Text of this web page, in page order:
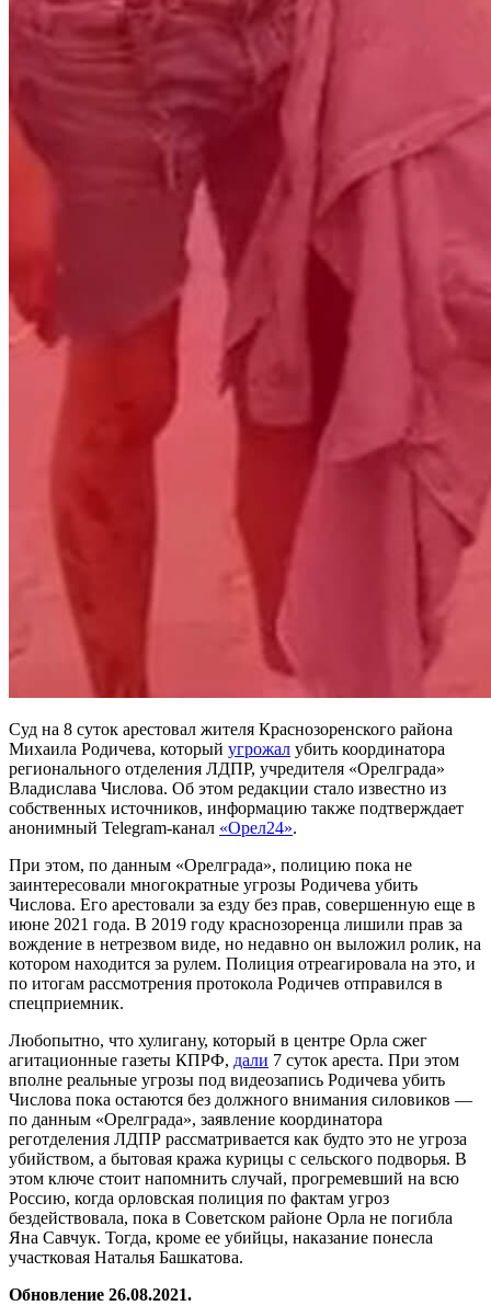
Суд на 8 суток арестовал жителя Краснозоренского района
Михаила Родичева, который угрожал убить координатора
регионального отделения ЛДПР, учредителя «Орелграда»
Владислава Числова. Об этом редакции стало известно из
собственных источников, информацию также подтверждает
анонимный Telegram-канал «Орел24».
При этом, по данным «Орелграда», полицию пока не
заинтересовали многократные угрозы Родичева убить
Числова. Его арестовали за езду без прав, совершенную еще в
июне 2021 года. В 2019 году краснозоренца лишили прав за
вождение в нетрезвом виде, но недавно он выложил ролик, на
котором находится за рулем. Полиция отреагировала на это, и
по итогам рассмотрения протокола Родичев отправился в
спецприемник.
Любопытно, что хулигану, который в центре Орла сжег
агитационные газеты КПРФ, дали 7 суток ареста. При этом
вполне реальные угрозы под видеозапись Родичева убить
Числова пока остаются без должного внимания силовиков —
по данным «Орелграда», заявление координатора
реготделения ЛДПР рассматривается как будто это не угроза
убийством, а бытовая кража курицы с сельского подворья. В
этом ключе стоит напомнить случай, прогремевший на всю
Россию, когда орловская полиция по фактам угроз
бездействовала, пока в Советском районе Орла не погибла
Яна Савчук. Тогда, кроме ее убийцы, наказание понесла
участковая Наталья Башкатова.
Обновление 26.08.2021.